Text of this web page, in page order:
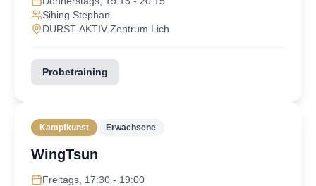
Sihing Stephan
DURST-AKTIV Zentrum Lich
Probetraining
Kampfkunst Erwachsene
WingTsun
Freitags, 17:30 - 19:00